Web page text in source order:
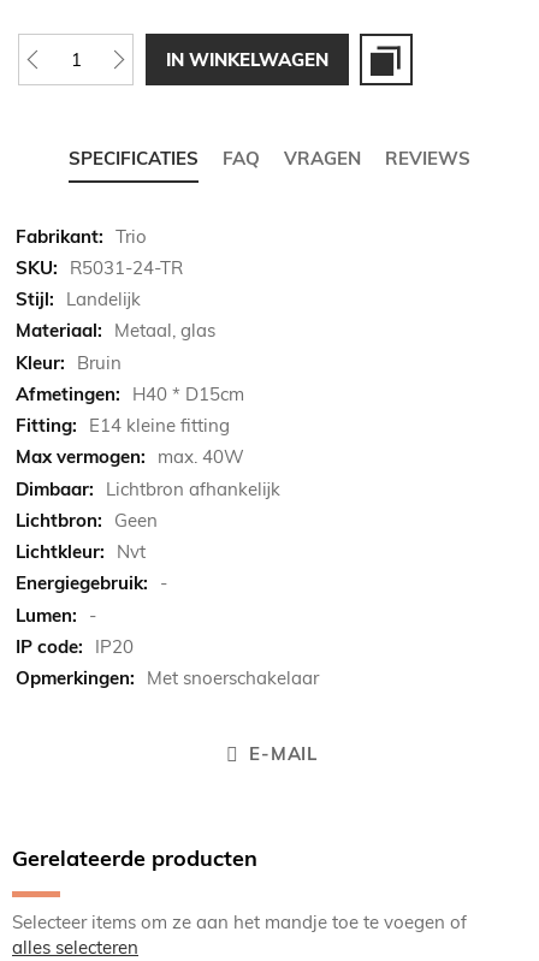
IN WINKELWAGEN
SPECIFICATIES FAQ VRAGEN REVIEWS
Meer
informatie
Trio
R5031-24-TR
Landelijk
Metaal, glas
Bruin
H40 * D15cm
E14 kleine fitting
max. 40W
Lichtbron afhankelijk
Geen
Nvt
-
-
IP20
Met snoerschakelaar
E-MAIL
Gerelateerde producten
Selecteer items om ze aan het mandje toe te voegen of
alles selecteren